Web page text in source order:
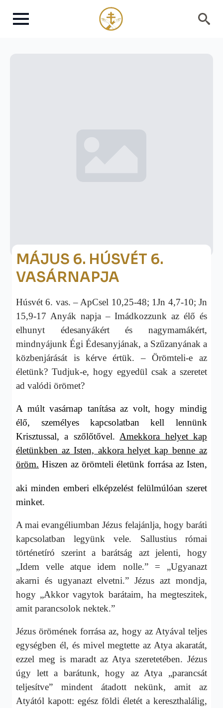
MÁJUS 6. HÚSVÉT 6.
VASÁRNAPJA
Húsvét 6. vas. – ApCsel 10,25-48; 1Jn 4,7-10; Jn
15,9-17 Anyák napja – Imádkozzunk az élő és
elhunyt édesanyákért és nagymamákért,
mindnyájunk Égi Édesanyjának, a Szűzanyának a
közbenjárását is kérve értük. – Örömteli-e az
életünk? Tudjuk-e, hogy egyedül csak a szeretet
ad valódi örömet?
A múlt vasárnap tanítása az volt, hogy mindig
élő, személyes kapcsolatban kell lennünk
Krisztussal, a szőlőtővel. Amekkora helyet kap
életünkben az Isten, akkora helyet kap benne az
öröm. Hiszen az örömteli életünk forrása az Isten,
aki minden emberi elképzelést felülmúlóan szeret
minket.
A mai evangéliumban Jézus felajánlja, hogy baráti
kapcsolatban legyünk vele. Sallustius római
történetíró szerint a barátság azt jelenti, hogy
„Idem velle atque idem nolle.” = „Ugyanazt
akarni és ugyanazt elvetni.” Jézus azt mondja,
hogy „Akkor vagytok barátaim, ha megteszitek,
amit parancsolok nektek.”
Jézus örömének forrása az, hogy az Atyával teljes
egységben él, és mivel megtette az Atya akaratát,
ezzel meg is maradt az Atya szeretetében. Jézus
úgy lett a barátunk, hogy az Atya „parancsát
teljesítve” mindent átadott nekünk, amit az
Atyától kapott: egész földi életét a kereszthalálig,